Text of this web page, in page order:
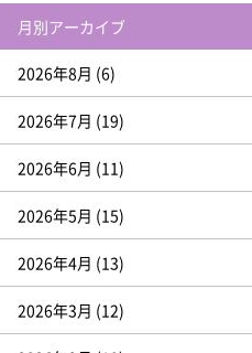
月別アーカイブ
2026年8月 (6)
2026年7月 (19)
2026年6月 (11)
2026年5月 (15)
2026年4月 (13)
2026年3月 (12)